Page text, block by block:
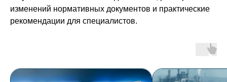
изменений нормативных документов и практические
рекомендации для специалистов.